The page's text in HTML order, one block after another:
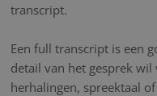
transcript.
Een full transcript is een
detail van het gesprek
herhalingen, spreektaal